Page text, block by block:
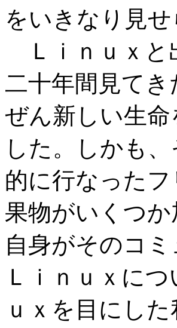
をいきなり見
Ｌｉｎｕｘと
二十年間見て
ぜん新しい生
した。しかも
的に行なった
果物がいくつ
自身がそのコ
Ｌｉｎｕｘに
ｕｘを目にし